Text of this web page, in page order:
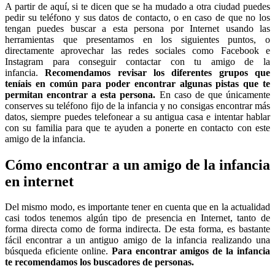
A partir de aquí, si te dicen que se ha mudado a otra ciudad puedes
pedir su teléfono y sus datos de contacto, o en caso de que no los
tengan puedes buscar a esta persona por Internet usando las
herramientas que presentamos en los siguientes puntos, o
directamente aprovechar las redes sociales como Facebook e
Instagram para conseguir contactar con tu amigo de la
infancia.Recomendamos revisar los diferentes grupos que
teníais en común para poder encontrar algunas pistas que te
permitan encontrar a esta persona. En caso de que únicamente
conserves su teléfono fijo de la infancia y no consigas encontrar más
datos, siempre puedes telefonear a su antigua casa e intentar hablar
con su familia para que te ayuden a ponerte en contacto con este
amigo de la infancia.
Cómo encontrar a un amigo de la infancia
en internet
Del mismo modo, es importante tener en cuenta que en la actualidad
casi todos tenemos algún tipo de presencia en Internet, tanto de
forma directa como de forma indirecta. De esta forma, es bastante
fácil encontrar a un antiguo amigo de la infancia realizando una
búsqueda eficiente online. Para encontrar amigos de la infancia
te recomendamos los buscadores de personas.